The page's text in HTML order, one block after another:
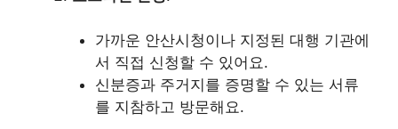
가까운 안산시청이나 지정된 대행 기관에
서 직접 신청할 수 있어요.
신분증과 주거지를 증명할 수 있는 서류
를 지참하고 방문해요.